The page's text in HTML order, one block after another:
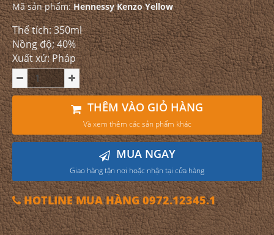
Mã sản phẩm:Hennessy Kenzo Yellow
Thể tích: 350ml
Nồng độ; 40%
Xuất xứ: Pháp
THÊM VÀO GIỎ HÀNG
Và xem thêm các sản phẩm khác
MUA NGAY
Giao hàng tận nơi hoặc nhận tại cửa hàng
HOTLINE MUA HÀNG 0972.12345.1